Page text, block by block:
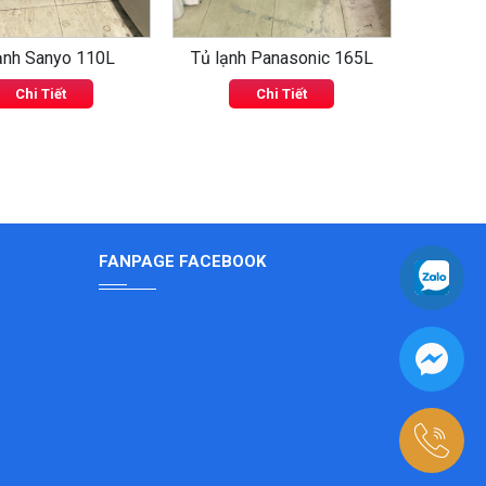
Sanyo 110L
Chi Tiết
Tủ lạnh Panasonic 165L
Chi Tiết
FANPAGE FACEBOOK